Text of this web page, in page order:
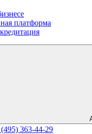
платформа
363-44-29